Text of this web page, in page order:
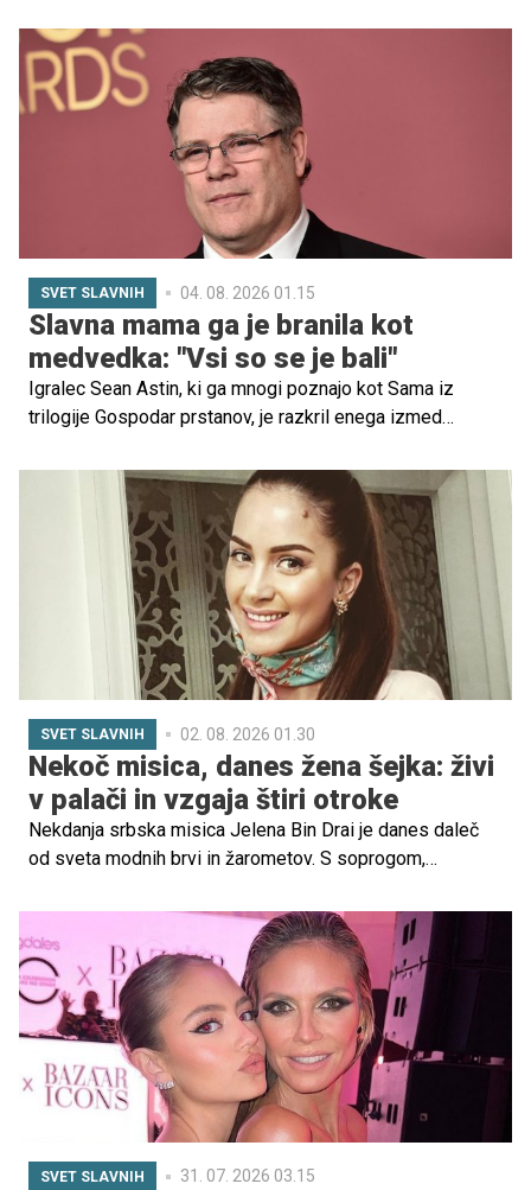
nasvet glede svoje hčerke Sunday Rose, ki si je želela
vstopiti v svet mode.
SVET SLAVNIH 04. 08. 2026 01.15
Slavna mama ga je branila kot
medvedka: "Vsi so se je bali"
Igralec Sean Astin, ki ga mnogi poznajo kot Sama iz
trilogije Gospodar prstanov, je razkril enega izmed
Duke. Povedal je, kako je nekoč na snemanju ostro
stopila v njegovo obrambo, ko je bil še najstnik.
SVET SLAVNIH 02. 08. 2026 01.30
Nekoč misica, danes žena šejka: živi
v palači in vzgaja štiri otroke
Nekdanja srbska misica Jelena Bin Drai je danes daleč
od sveta modnih brvi in žarometov. S soprogom,
nepredstavljivo, obdano z razkošjem, zasebnostjo in
strogimi varnostnimi ukrepi. A poleg razkošnega
življenjskega sloga je njena najpomembnejša vloga tista,
ki je javnost pogosto ne vidi, vloga mame štirih otrok.
SVET SLAVNIH 31. 07. 2026 03.15